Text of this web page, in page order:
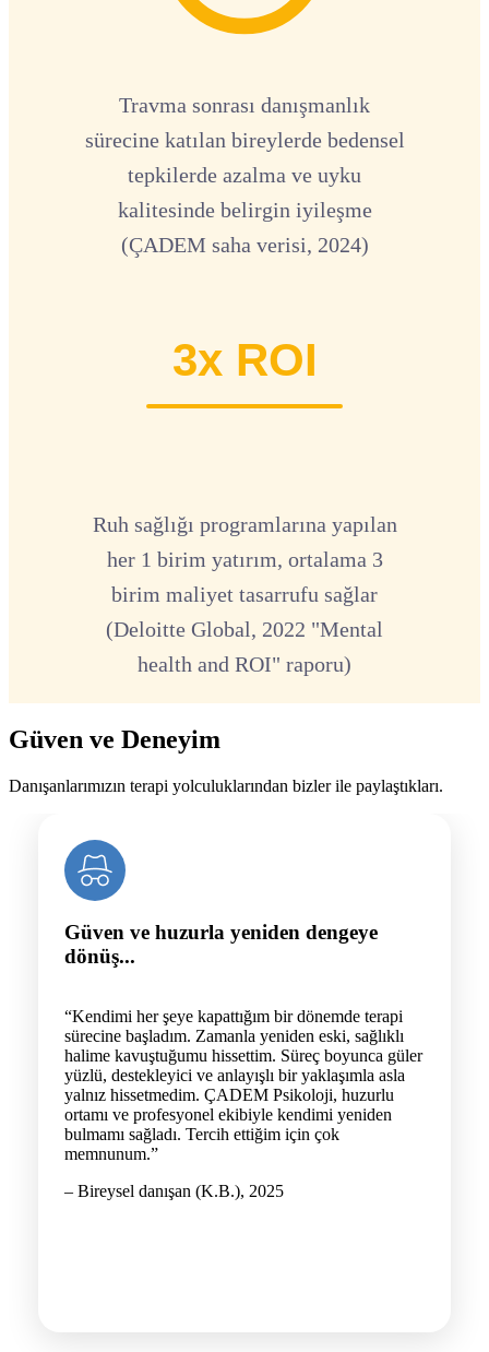
Travma sonrası danışmanlık
sürecine katılan bireylerde bedensel
tepkilerde azalma ve uyku
kalitesinde belirgin iyileşme
(ÇADEM saha verisi, 2024)
3x ROI
Ruh sağlığı programlarına yapılan
her 1 birim yatırım, ortalama 3
birim maliyet tasarrufu sağlar
(Deloitte Global, 2022 "Mental
health and ROI" raporu)
Güven ve Deneyim
Danışanlarımızın terapi yolculuklarından bizler ile paylaştıkları.
Güven ve huzurla yeniden dengeye
dönüş...
“Kendimi her şeye kapattığım bir dönemde terapi
sürecine başladım. Zamanla yeniden eski, sağlıklı
halime kavuştuğumu hissettim. Süreç boyunca güler
yüzlü, destekleyici ve anlayışlı bir yaklaşımla asla
yalnız hissetmedim. ÇADEM Psikoloji, huzurlu
ortamı ve profesyonel ekibiyle kendimi yeniden
bulmamı sağladı. Tercih ettiğim için çok
memnunum.”
– Bireysel danışan (K.B.), 2025